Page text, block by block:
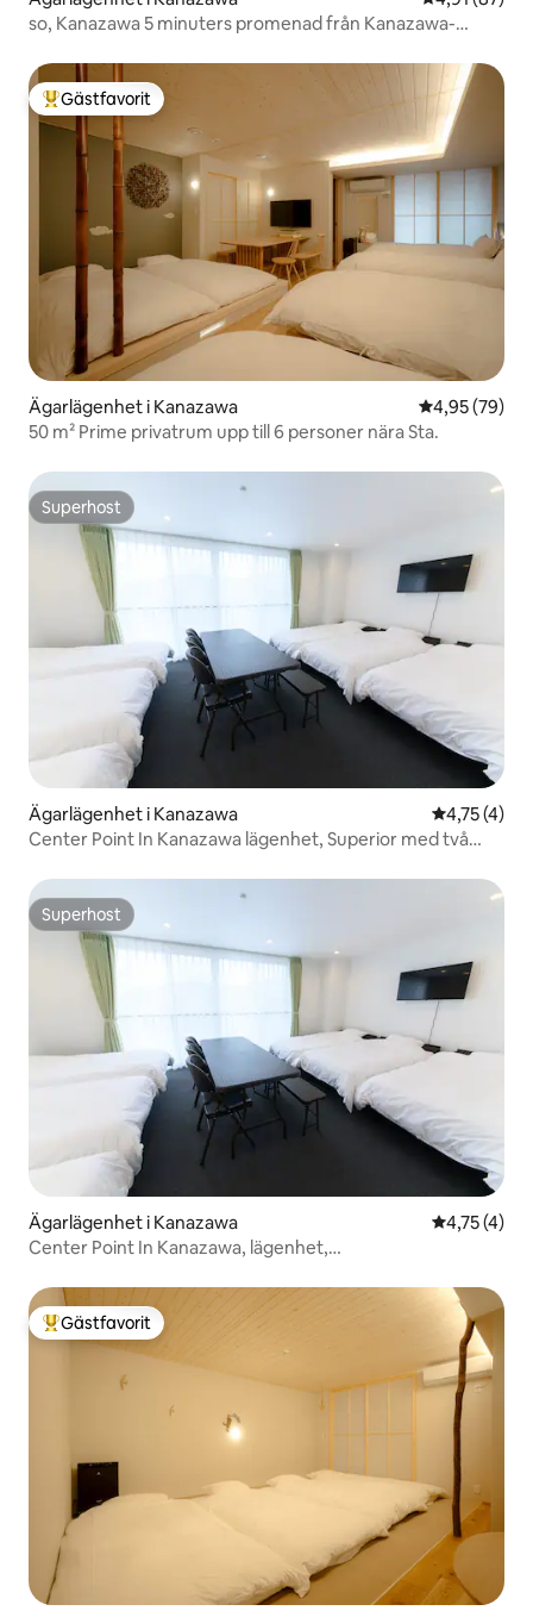
so, Kanazawa 5 minuters promenad från Kanazawa-
modern lägenhet 2
Populär gästfavorit
Gästfavorit
Ägarlägenhet i Kanazawa 4,95 av 5 i
4,95 (79)
50 m² Prime privatrum upp till 6 personer nära Sta.
Superhost
Superhost
Ägarlägenhet i Kanazawa 4,75 av 5 i
4,75 (4)
Center Point In Kanazawa lägenhet, Superior med två
Superhost
Superhost
Ägarlägenhet i Kanazawa 4,75 av 5 i
4,75 (4)
Center Point In Kanazawa, lägenhet,
Populär gästfavorit
Gästfavorit